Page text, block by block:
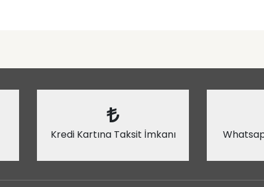
Kredi Kartına Taksit İmkanı